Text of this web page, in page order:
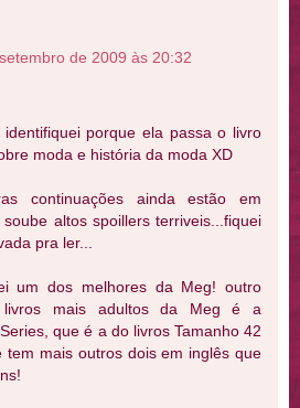
de 2009 às 20:32
porque ela passa o livro
moda e história da moda XD
continuações ainda estão em
altos spoillers terriveis...fiquei
pra ler...
um dos melhores da Meg! outro
livros mais adultos da Meg é a
que é a do livros Tamanho 42
tem mais outros dois em inglês que